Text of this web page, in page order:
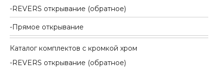
REVERS открывание (обратное)
Прямое открывание
Каталог комплектов c кромкой хром
REVERS открывание (обратное)